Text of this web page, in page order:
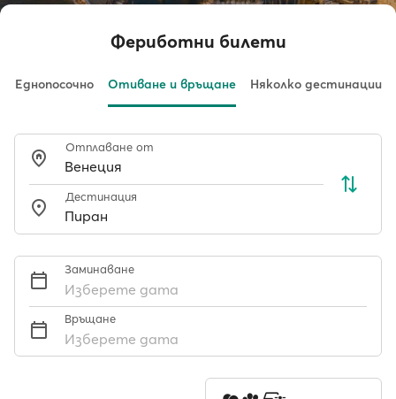
Фериботни билети
Еднопосочно Отиване и връщане Няколко дестинации
Отплаване от
Дестинация
Заминаване
Изберете дата
Връщане
Изберете дата